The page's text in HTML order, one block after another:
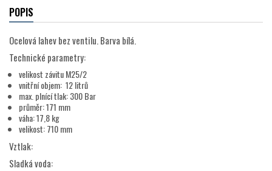
POPIS
Ocelová lahev bez ventilu. Barva bílá.
Technické parametry:
velikost závitu M25/2
vnitřní objem: 12 litrů
max. plnící tlak: 300 Bar
průměr: 171 mm
váha: 17,8 kg
velikost: 710 mm
Vztlak:
Sladká voda: